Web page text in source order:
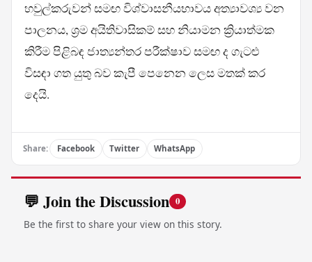
හවුල්කරුවන් සමඟ විශ්වාසනීයභාවය අත්‍යාවශ්‍ය වන
පාලනය, ශ්‍රම අයිතිවාසිකම් සහ නියාමන ක්‍රියාත්මක
කිරීම පිළිබඳ ජාත්‍යන්තර පරීක්ෂාව සමඟ ද ගැටළු
විසඳා ගත යුතු බව කැපී පෙනෙන ලෙස මතක් කර
දෙයි.
Share: Facebook Twitter WhatsApp
💬 Join the Discussion 0
Be the first to share your view on this story.